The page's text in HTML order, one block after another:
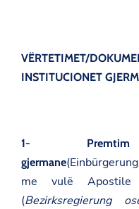
VËRTETIMET/
INSTITUCIONET
1-
gjermane(
me vulë Apostile
(Bezirksregierung